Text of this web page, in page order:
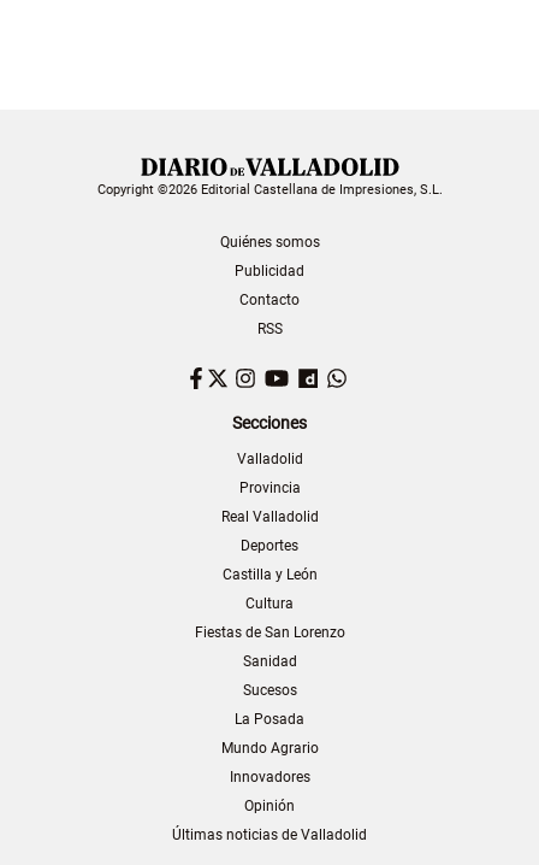
Copyright ©2026 Editorial Castellana de Impresiones, S.L.
Quiénes somos
Publicidad
Contacto
RSS
Facebook
TwitterInstagram
YouTubeDailymotion
Secciones
Valladolid
Provincia
Real Valladolid
Deportes
Castilla y León
Cultura
Fiestas de San Lorenzo
Sanidad
Sucesos
La Posada
Mundo Agrario
Innovadores
Opinión
Últimas noticias de Valladolid